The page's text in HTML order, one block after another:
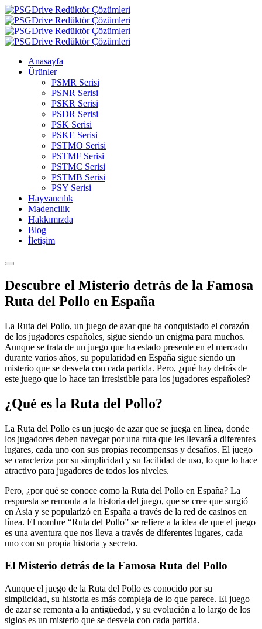
Anasayfa
Ürünler
PSMR Serisi
PSNR Serisi
PSKR Serisi
PSDR Serisi
PSK Serisi
PSKE Serisi
PSTMO Serisi
PSTMF Serisi
PSTMC Serisi
PSTMB Serisi
PSY Serisi
Hayvancılık
Madencilik
Hakkımızda
Blog
İletişim
Descubre el Misterio detrás de la Famosa
Ruta del Pollo en España
La Ruta del Pollo, un juego de azar que ha conquistado el corazón
de los jugadores españoles, sigue siendo un enigma para muchos.
Aunque se trata de un juego que ha estado presente en el mercado
durante varios años, su popularidad en España sigue siendo un
misterio que se desvela con cada partida. Pero, ¿qué hay detrás de
este juego que lo hace tan irresistible para los jugadores españoles?
¿Qué es la Ruta del Pollo?
La Ruta del Pollo es un juego de azar que se juega en línea, donde
los jugadores deben navegar por una ruta que les llevará a diferentes
lugares, cada uno con sus propias recompensas y desafíos. El juego
se caracteriza por su simplicidad y su facilidad de uso, lo que lo hace
atractivo para jugadores de todos los niveles.
Pero, ¿por qué se conoce como la Ruta del Pollo en España? La
respuesta se remonta a la historia del juego, que se cree que surgió
en Asia y se popularizó en España a través de la red de casinos en
línea. El nombre “Ruta del Pollo” se refiere a la idea de que el juego
es una aventura que nos lleva a través de diferentes lugares, cada
uno con su propia historia y secreto.
El Misterio detrás de la Famosa Ruta del Pollo
Aunque el juego de la Ruta del Pollo es conocido por su
simplicidad, su historia es más compleja de lo que parece. El juego
de azar se remonta a la antigüedad, y su evolución a lo largo de los
siglos es un misterio que se desvela con cada partida.